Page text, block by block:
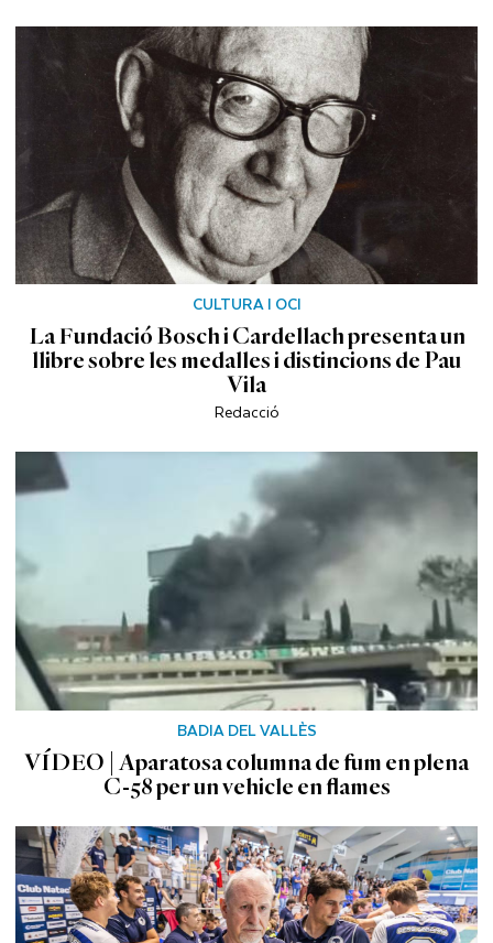
CULTURA I OCI
La Fundació Bosch i Cardellach presenta un
llibre sobre les medalles i distincions de Pau
Vila
Redacció
BADIA DEL VALLÈS
VÍDEO | Aparatosa columna de fum en plena
C-58 per un vehicle en flames